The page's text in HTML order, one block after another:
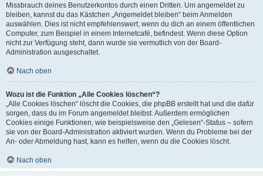
Missbrauch deines Benutzerkontos durch einen Dritten. Um angemeldet zu
bleiben, kannst du das Kästchen „Angemeldet bleiben“ beim Anmelden
auswählen. Dies ist nicht empfehlenswert, wenn du dich an einem öffentlichen
Computer, zum Beispiel in einem Internetcafé, befindest. Wenn diese Option
nicht zur Verfügung steht, dann wurde sie vermutlich von der Board-
Administration ausgeschaltet.
Nach oben
Wozu ist die Funktion „Alle Cookies löschen“?
„Alle Cookies löschen“ löscht die Cookies, die phpBB erstellt hat und die dafür
sorgen, dass du im Forum angemeldet bleibst. Außerdem ermöglichen
Cookies einige Funktionen, wie beispielsweise den „Gelesen“-Status – sofern
sie von der Board-Administration aktiviert wurden. Wenn du Probleme bei der
An- oder Abmeldung hast, kann es helfen, wenn du die Cookies löscht.
Nach oben